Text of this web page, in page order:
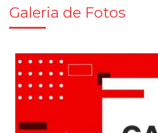
Galeria de Fotos